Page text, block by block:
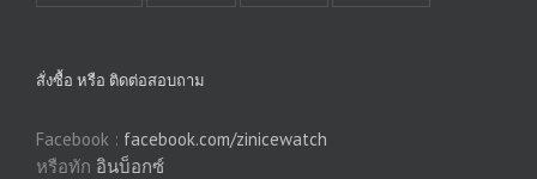
สั่งซื้อ หรือ ติดต่อสอบถาม
Facebook : facebook.com/zinicewatch
หรือทัก อินบ็อกซ์